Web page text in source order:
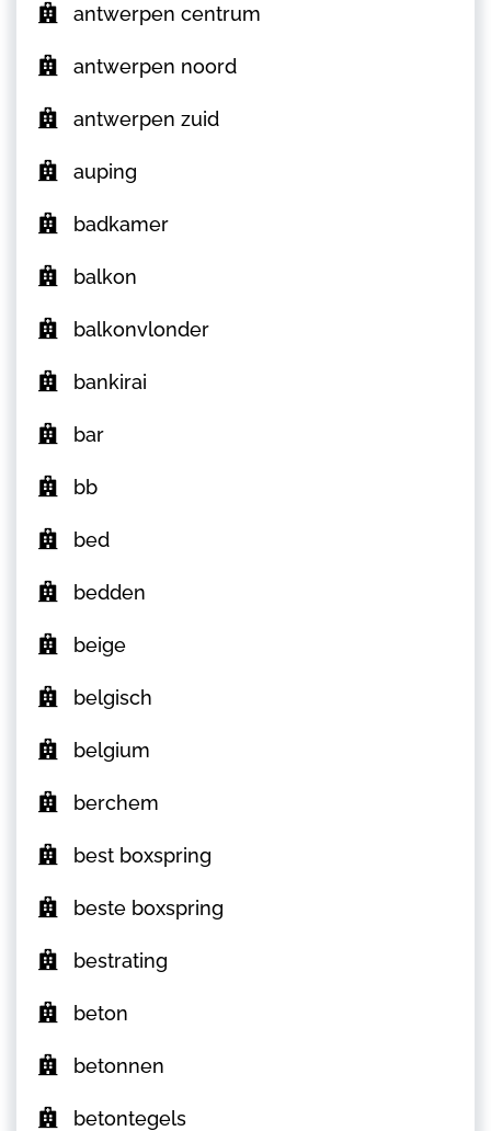
antwerpen centrum
antwerpen noord
antwerpen zuid
auping
badkamer
balkon
balkonvlonder
bankirai
bar
bb
bed
bedden
beige
belgisch
belgium
berchem
best boxspring
beste boxspring
bestrating
beton
betonnen
betontegels